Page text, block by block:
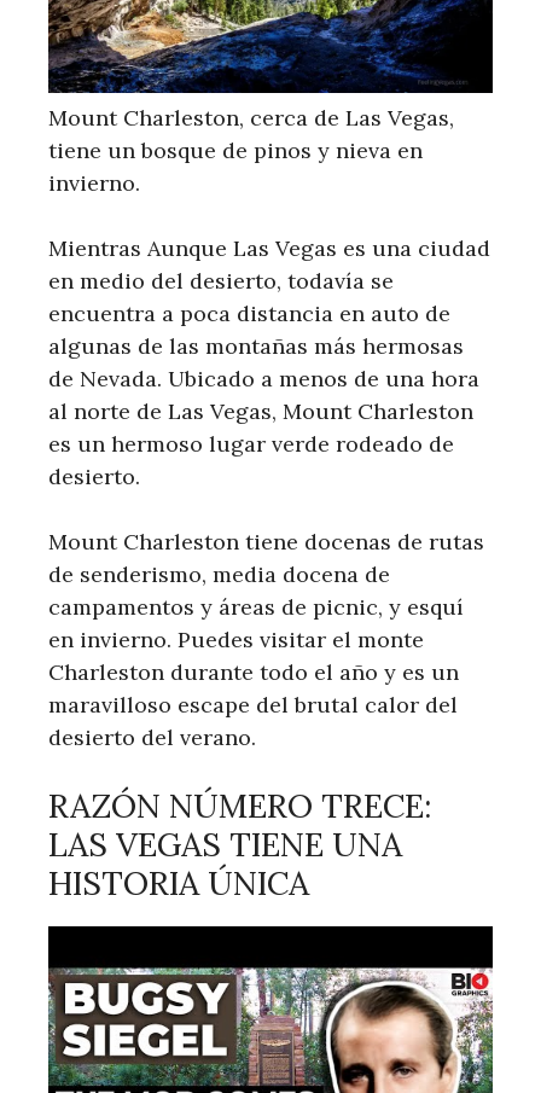
Mount Charleston, cerca de Las Vegas,
tiene un bosque de pinos y nieva en
invierno.
Mientras Aunque Las Vegas es una ciudad
en medio del desierto, todavía se
encuentra a poca distancia en auto de
algunas de las montañas más hermosas
de Nevada. Ubicado a menos de una hora
al norte de Las Vegas, Mount Charleston
es un hermoso lugar verde rodeado de
desierto.
Mount Charleston tiene docenas de rutas
de senderismo, media docena de
campamentos y áreas de picnic, y esquí
en invierno. Puedes visitar el monte
Charleston durante todo el año y es un
maravilloso escape del brutal calor del
desierto del verano.
RAZÓN NÚMERO TRECE:
LAS VEGAS TIENE UNA
HISTORIA ÚNICA